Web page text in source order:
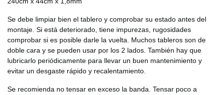
Se debe limpiar bien el tablero y comprobar su estado antes del
montaje. Si está deteriorado, tiene impurezas, rugosidades
comprobar si es posible darle la vuelta. Muchos tableros son de
doble cara y se pueden usar por los 2 lados. También hay que
lubricarlo periódicamente para llevar un buen mantenimiento y
evitar un desgaste rápido y recalentamiento.
Se recomienda no tensar en exceso la banda. Tensar poco a